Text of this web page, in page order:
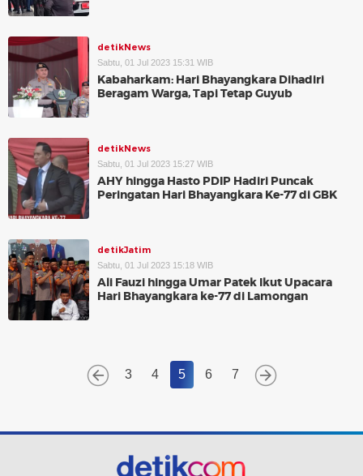
detikNews
Sabtu, 01 Jul 2023 15:31 WIB
Kabaharkam: Hari Bhayangkara Dihadiri
Beragam Warga, Tapi Tetap Guyub
detikNews
Sabtu, 01 Jul 2023 15:27 WIB
AHY hingga Hasto PDIP Hadiri Puncak
Peringatan Hari Bhayangkara Ke-77 di GBK
detikJatim
Sabtu, 01 Jul 2023 15:18 WIB
Ali Fauzi hingga Umar Patek Ikut Upacara
Hari Bhayangkara ke-77 di Lamongan
3 4 5 6 7